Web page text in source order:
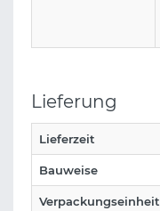
Lieferung
Lieferzeit
Bauweise
Verpackungseinheit